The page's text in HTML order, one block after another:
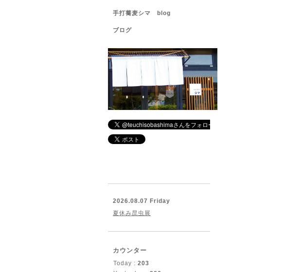
手打蕎麦シマ blog
ブログ
2026.08.07 Friday
夏休み昆虫展
カウンター
Today : 203